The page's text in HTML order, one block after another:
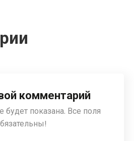
комментарий
будет показана. Все поля